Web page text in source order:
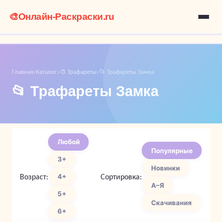
🎨Онлайн-Раскраски.ru
Главная›Каталог›🎨 Трафареты›📂 Трафареты Замка
📂 Трафареты Замка
Возраст:
Любой
3+
4+
5+
6+
Сортировка:
Популярные
Новинки
А–Я
Скачивания